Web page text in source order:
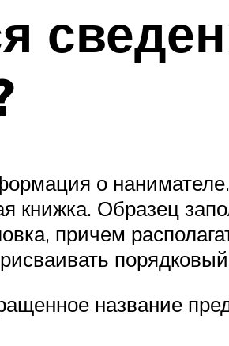
о
книжка. Образец
причем
название